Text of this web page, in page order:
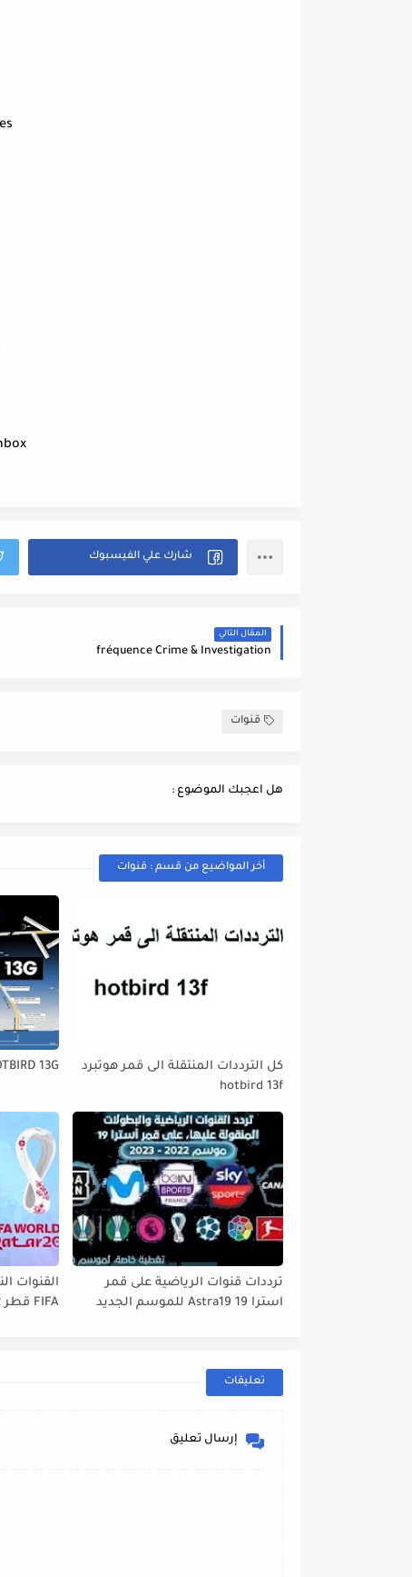
المقال التالي
fréquence Crime & Investigation
قنوات
هل اعجبك الموضوع :
أخر المواضيع من قسم : قنوات
كل الترددات المنتقلة الى قمر هوتبرد
hotbird 13f
13G
ترددات قنوات الرياضية على قمر
استرا 19 Astra19 للموسم الجديد
القنوات
تعليقات
إرسال تعليق